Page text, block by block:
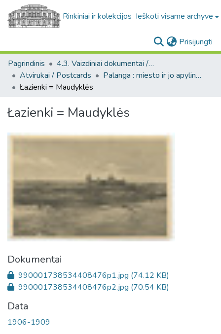
Rinkiniai ir kolekcijos Ieškoti visame archyve
Prisijungti
Pagrindinis
4.3. Vaizdiniai dokumentai / Visual documents
Atvirukai / Postcards
Palanga : miesto ir jo apylinkių fotografinių atvirukų kolekcija, [1890-1988]
Łazienki = Maudyklės
Łazienki = Maudyklės
Dokumentai
990001738534408476p1.jpg (74.12 KB)
990001738534408476p2.jpg (70.54 KB)
Data
1906-1909